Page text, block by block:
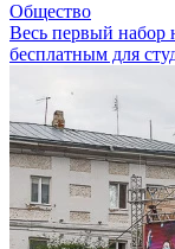
Общество
Весь первый набор
бесплатным для